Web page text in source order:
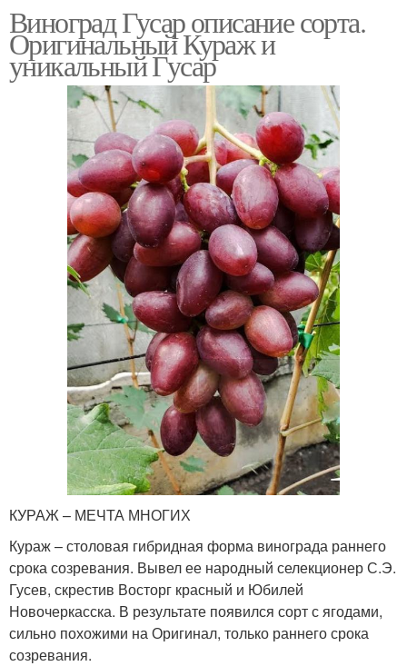
Виноград Гусар описание сорта.
Оригинальный Кураж и
уникальный Гусар
КУРАЖ – МЕЧТА МНОГИХ
Кураж – столовая гибридная форма винограда раннего
срока созревания. Вывел ее народный селекционер С.Э.
Гусев, скрестив Восторг красный и Юбилей
Новочеркасска. В результате появился сорт с ягодами,
сильно похожими на Оригинал, только раннего срока
созревания.